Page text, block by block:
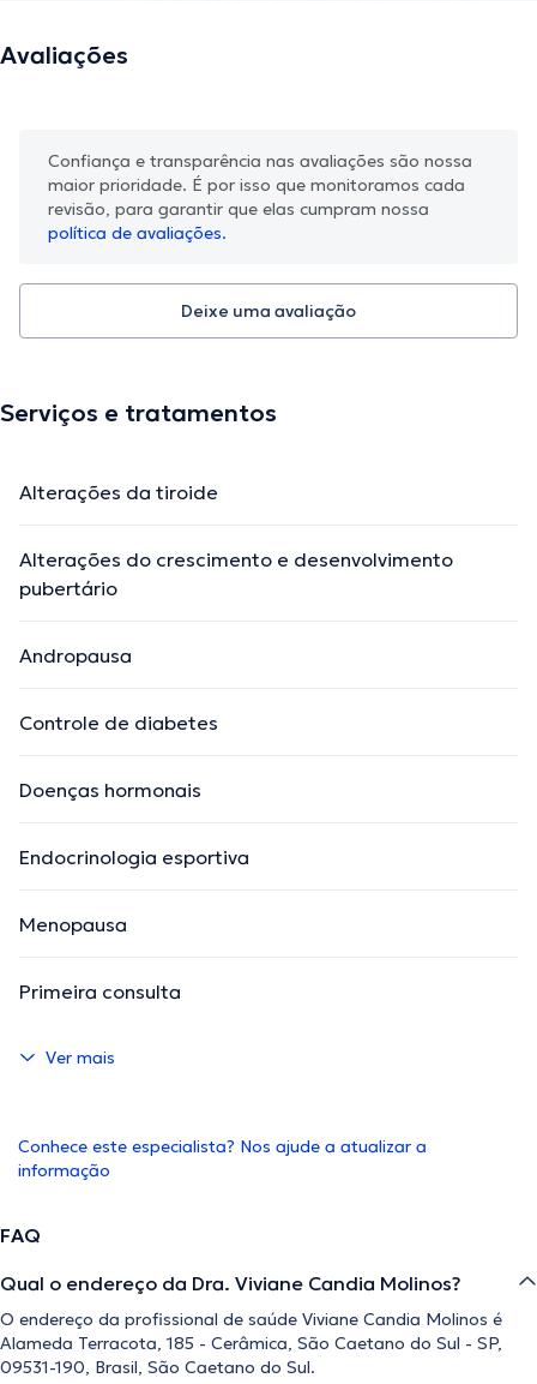
Avaliações
Confiança e transparência nas avaliações são nossa
maior prioridade. É por isso que monitoramos cada
revisão, para garantir que elas cumpram nossa
política de avaliações.
Deixe uma avaliação
Serviços e tratamentos
Alterações da tiroide
Alterações do crescimento e desenvolvimento
pubertário
Andropausa
Controle de diabetes
Doenças hormonais
Endocrinologia esportiva
Menopausa
Primeira consulta
Ver mais
Conhece este especialista? Nos ajude a atualizar a
informação
FAQ
Qual o endereço da Dra. Viviane Candia Molinos?
O endereço da profissional de saúde Viviane Candia Molinos é
Alameda Terracota, 185 - Cerâmica, São Caetano do Sul - SP,
09531-190, Brasil, São Caetano do Sul.